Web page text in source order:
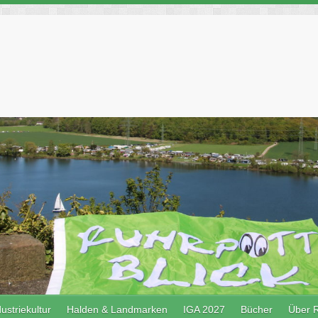
Halden & Landmarken IGA 2027 Bücher Über